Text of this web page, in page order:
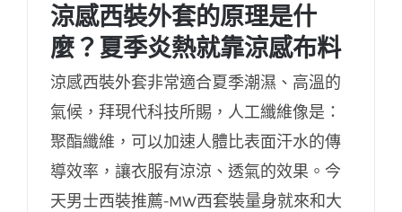
涼感西裝外套的原理是什麼？夏季炎熱就靠
涼感布料
涼感西裝外套的原理是什
麼？夏季炎熱就靠涼感布料
涼感西裝外套非常適合夏季潮濕、高溫的
氣候，拜現代科技所賜，人工纖維像是：
聚酯纖維，可以加速人體比表面汗水的傳
導效率，讓衣服有涼涼、透氣的效果。今
天男士西裝推薦-MW西套裝量身就來和大